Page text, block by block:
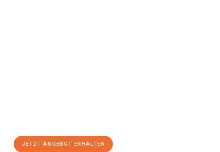
JETZT ANGEBOT ERHALTEN